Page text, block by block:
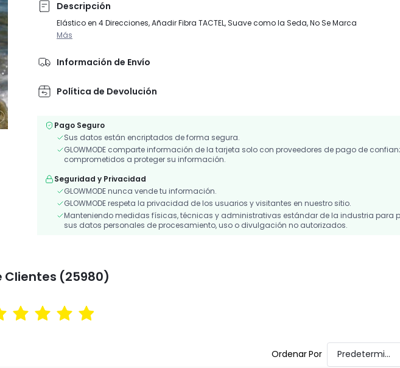
Descripción
Elástico en 4 Direcciones, Añadir Fibra TACTEL, Suave como la Seda, No Se Marca
Más
Información de Envío
Política de Devolución
Pago Seguro
Sus datos están encriptados de forma segura.
GLOWMODE comparte información de la tarjeta solo con proveedores de pago de
comprometidos a proteger su información.
Seguridad y Privacidad
GLOWMODE nunca vende tu información.
GLOWMODE respeta la privacidad de los usuarios y visitantes en nuestro sitio.
Manteniendo medidas físicas, técnicas y administrativas estándar de la industria para
sus datos personales de procesamiento, uso o divulgación no autorizados.
Clientes (25980)
Ordenar Por Predeterminado